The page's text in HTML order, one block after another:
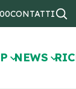
CONTATTI
NEWS